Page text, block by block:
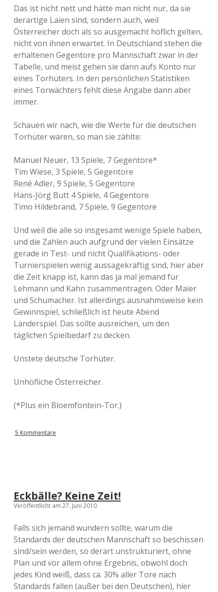
Das ist nicht nett und hätte man nicht nur, da sie
derartige Laien sind, sondern auch, weil
Österreicher doch als so ausgemacht höflich gelten,
nicht von ihnen erwartet. In Deutschland stehen die
erhaltenen Gegentore pro Mannschaft zwar in der
Tabelle, und meist gehen sie dann aufs Konto nur
eines Torhüters. In den persönlichen Statistiken
eines Torwächters fehlt diese Angabe dann aber
immer.
Schauen wir nach, wie die Werte für die deutschen
Torhüter wären, so man sie zählte:
Manuel Neuer, 13 Spiele, 7 Gegentore*
Tim Wiese, 3 Spiele, 5 Gegentore
René Adler, 9 Spiele, 5 Gegentore
Hans-Jörg Butt 4 Spiele, 4 Gegentore
Timo Hildebrand, 7 Spiele, 9 Gegentore
Und weil die alle so insgesamt wenige Spiele haben,
und die Zahlen auch aufgrund der vielen Einsätze
gerade in Test- und nicht Qualifikations- oder
Turnierspielen wenig aussagekräftig sind, hier aber
die Zeit knapp ist, kann das ja mal jemand für
Lehmann und Kahn zusammentragen. Oder Maier
und Schumacher. Ist allerdings ausnahmsweise kein
Gewinnspiel, schließlich ist heute Abend
Länderspiel. Das sollte ausreichen, um den
täglichen Spielbedarf zu decken.
Unstete deutsche Torhüter.
Unhöfliche Österreicher.
(*Plus ein Bloemfontein-Tor.)
5 Kommentare
Eckbälle? Keine Zeit!
Veröffentlicht am 27. Juni 2010
Falls sich jemand wundern sollte, warum die
Standards der deutschen Mannschaft so beschissen
sind/sein werden, so derart unstrukturiert, ohne
Plan und vor allem ohne Ergebnis, obwohl doch
jedes Kind weiß, dass ca. 30% aller Tore nach
Standards fallen (außer bei den Deutschen), hier